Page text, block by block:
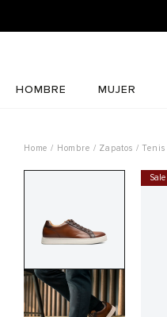
HOMBRE MUJER
Hombre Zapatos Tenis
Sale